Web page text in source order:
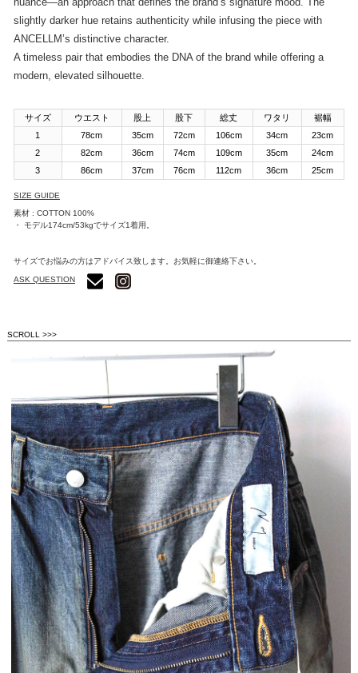
slightly darker hue retains authenticity while infusing the piece with
ANCELLM’s distinctive character.
A timeless pair that embodies the DNA of the brand while offering a
modern, elevated silhouette.
サイズ ウエスト 股上 股下 総丈 ワタリ
裾幅
1
78cm 35cm 72cm 106cm 34cm
23cm
2
82cm 36cm 74cm 109cm 35cm
24cm
3
86cm 37cm 76cm 112cm 36cm 25cm
SIZE GUIDE
素材 : COTTON 100%
・ モデル174cm/53kgでサイズ1着用。
サイズでお悩みの方はアドバイス致します。お気軽に御連絡下さい。
ASK QUESTION
SCROLL >>>